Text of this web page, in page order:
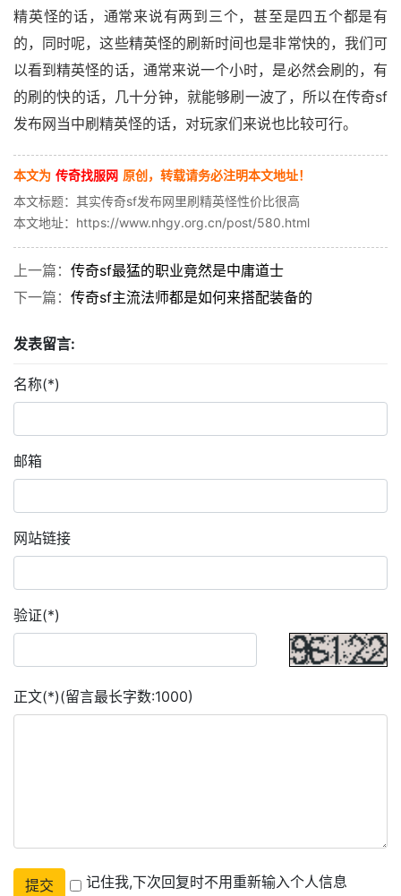
精英怪的话，通常来说有两到三个，甚至是四五个都是有
的，同时呢，这些精英怪的刷新时间也是非常快的，我们可
以看到精英怪的话，通常来说一个小时，是必然会刷的，有
的刷的快的话，几十分钟，就能够刷一波了，所以在传奇sf
发布网当中刷精英怪的话，对玩家们来说也比较可行。
本文为 传奇找服网 原创，转载请务必注明本文地址！
本文标题：其实传奇sf发布网里刷精英怪性价比很高
本文地址：https://www.nhgy.org.cn/post/580.html
上一篇： 传奇sf最猛的职业竟然是中庸道士
下一篇： 传奇sf主流法师都是如何来搭配装备的
发表留言:
名称(*)
邮箱
网站链接
验证(*)
正文(*)(留言最长字数:1000)
记住我,下次回复时不用重新输入个人信息